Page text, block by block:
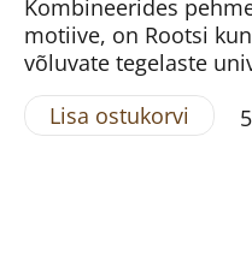
Kombineerides
motiive, on Rootsi
võluvate tegelaste
Lisa ostukorvi